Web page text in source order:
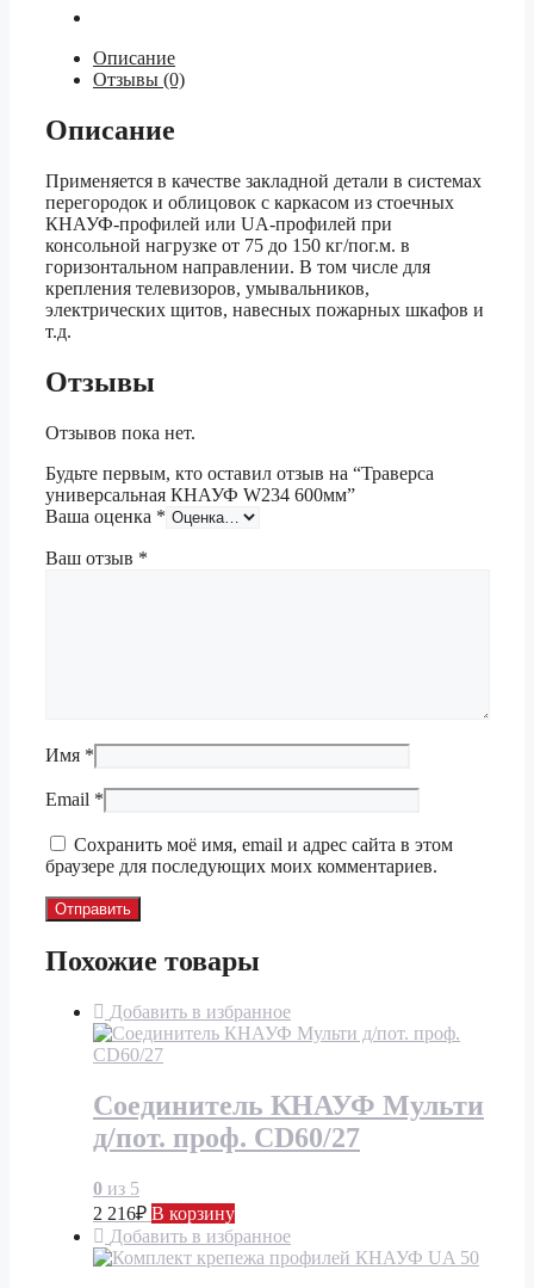
Описание
Отзывы (0)
Описание
Применяется в качестве закладной детали в системах
перегородок и облицовок с каркасом из стоечных
КНАУФ-профилей или UA-профилей при
консольной нагрузке от 75 до 150 кг/пог.м. в
горизонтальном направлении. В том числе для
крепления телевизоров, умывальников,
электрических щитов, навесных пожарных шкафов и
т.д.
Отзывы
Отзывов пока нет.
Будьте первым, кто оставил отзыв на “Траверса
универсальная КНАУФ W234 600мм”
Ваша оценка *
Ваш отзыв *
Имя *
Email *
Сохранить моё имя, email и адрес сайта в этом
браузере для последующих моих комментариев.
Похожие товары
Добавить в избранное
Соединитель КНАУФ Мульти
д/пот. проф. CD60/27
0 из 5
2 216₽ В корзину
Добавить в избранное